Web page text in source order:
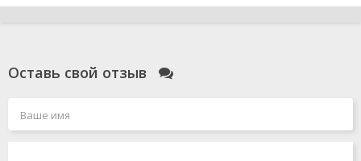
Оставь свой отзыв